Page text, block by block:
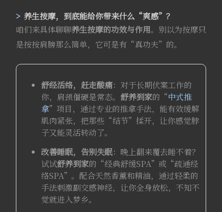
养生按摩，到底能给你带来什么“爽感”？
咱们来具体聊聊养生按摩的功效与作用。别以为按摩只
是按按肩膀那么简单，它可是有“真功夫”的。
舒经活络，赶走酸痛：对于长期伏案工作的
你，肩颈僵硬是常态。 舒养到家的“中式推
拿”项目，通过专业的推拿手法，能有效缓解
肌肉紧张，把那些“结节”揉开，让你感觉脖
子又能灵活转动了。
改善睡眠，告别失眠：晚上翻来覆去睡不着？
试试舒养到家的“经典舒缓SPA”或“疏通经
络SPA”。配合天然香薰和精油，通过轻柔的
手法刺激副交感神经，让你全身放松，不知不
觉就进入梦乡。